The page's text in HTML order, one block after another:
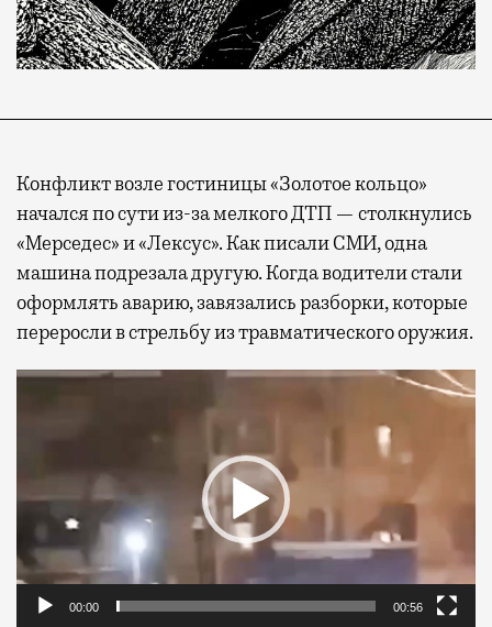
Конфликт возле гостиницы «Золотое кольцо»
начался по сути из-за мелкого ДТП — столкнулись
«Мерседес» и «Лексус». Как писали СМИ, одна
машина подрезала другую. Когда водители стали
оформлять аварию, завязались разборки, которые
переросли в стрельбу из травматического оружия.
Видеоплеер
00:00 00:56